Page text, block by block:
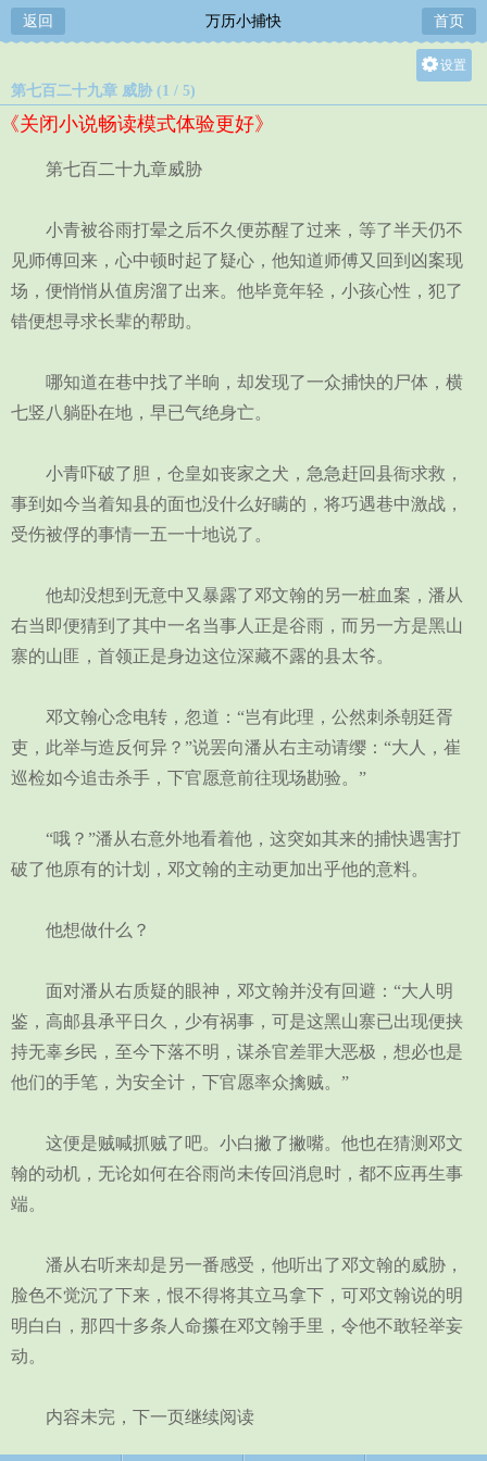
返回 万历小捕快 首页
设置
第七百二十九章 威胁 (1 / 5)
《关闭小说畅读模式体验更好》
第七百二十九章威胁
小青被谷雨打晕之后不久便苏醒了过来，等了半天仍不
见师傅回来，心中顿时起了疑心，他知道师傅又回到凶案现
场，便悄悄从值房溜了出来。他毕竟年轻，小孩心性，犯了
错便想寻求长辈的帮助。
哪知道在巷中找了半晌，却发现了一众捕快的尸体，横
七竖八躺卧在地，早已气绝身亡。
小青吓破了胆，仓皇如丧家之犬，急急赶回县衙求救，
事到如今当着知县的面也没什么好瞒的，将巧遇巷中激战，
受伤被俘的事情一五一十地说了。
他却没想到无意中又暴露了邓文翰的另一桩血案，潘从
右当即便猜到了其中一名当事人正是谷雨，而另一方是黑山
寨的山匪，首领正是身边这位深藏不露的县太爷。
邓文翰心念电转，忽道：“岂有此理，公然刺杀朝廷胥
吏，此举与造反何异？”说罢向潘从右主动请缨：“大人，崔
巡检如今追击杀手，下官愿意前往现场勘验。”
“哦？”潘从右意外地看着他，这突如其来的捕快遇害打
破了他原有的计划，邓文翰的主动更加出乎他的意料。
他想做什么？
面对潘从右质疑的眼神，邓文翰并没有回避：“大人明
鉴，高邮县承平日久，少有祸事，可是这黑山寨已出现便挟
持无辜乡民，至今下落不明，谋杀官差罪大恶极，想必也是
他们的手笔，为安全计，下官愿率众擒贼。”
这便是贼喊抓贼了吧。小白撇了撇嘴。他也在猜测邓文
翰的动机，无论如何在谷雨尚未传回消息时，都不应再生事
端。
潘从右听来却是另一番感受，他听出了邓文翰的威胁，
脸色不觉沉了下来，恨不得将其立马拿下，可邓文翰说的明
明白白，那四十多条人命攥在邓文翰手里，令他不敢轻举妄
动。
内容未完，下一页继续阅读